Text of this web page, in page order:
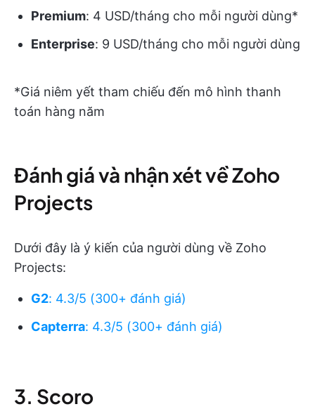
Premium: 4 USD/tháng cho mỗi người dùng*
Enterprise: 9 USD/tháng cho mỗi người dùng
*Giá niêm yết tham chiếu đến mô hình thanh
toán hàng năm
Đánh giá và nhận xét về Zoho
Projects
Dưới đây là ý kiến của người dùng về Zoho
Projects:
G2: 4.3/5 (300+ đánh giá)
Capterra: 4.3/5 (300+ đánh giá)
3. Scoro